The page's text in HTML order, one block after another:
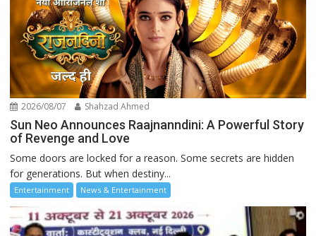
2026/08/07 Shahzad Ahmed
Sun Neo Announces Raajnanndini: A Powerful Story
of Revenge and Love
Some doors are locked for a reason. Some secrets are hidden
for generations. But when destiny...
Entertainment News & Entertainment